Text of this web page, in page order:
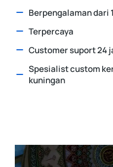
Berpengalaman dari
Terpercaya
Customer suport 24
Spesialist custom
kuningan